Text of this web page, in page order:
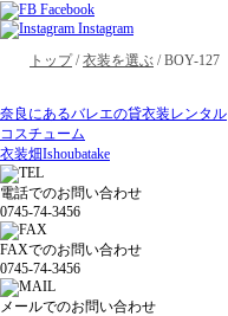
Facebook
Instagram
トップ/衣装を選ぶ / BOY-127
奈良にあるバレエの貸衣装レンタル
コスチューム
衣装畑Ishoubatake
電話でのお問い合わせ
0745-74-3456
FAXでのお問い合わせ
0745-74-3456
メールでのお問い合わせ